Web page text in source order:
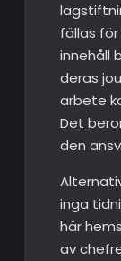
fällas
innehåll
deras
arbete
Det
den
inga
här
av